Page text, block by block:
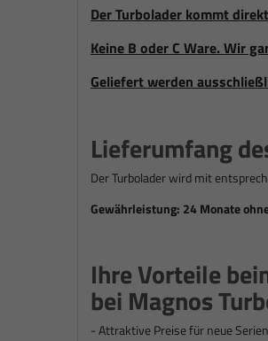
Der Turbolader kommt
Keine B oder C Ware. Wir
Geliefert werden
Lieferumfang
Der Turbolader wird mit
Gewährleistung: 24 Monate
Ihre Vorteile
bei Magnos
- Attraktive Preise für neue